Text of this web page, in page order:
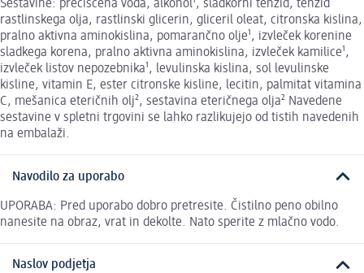
Sestavine: prečiščena voda, alkohol¹, sladkorni tenzid, tenzid
rastlinskega olja, rastlinski glicerin, gliceril oleat, citronska kislina,
pralno aktivna aminokislina, pomarančno olje¹, izvleček korenine
sladkega korena, pralno aktivna aminokislina, izvleček kamilice¹,
izvleček listov nepozebnika¹, levulinska kislina, sol levulinske
kisline, vitamin E, ester citronske kisline, lecitin, palmitat vitamina
C, mešanica eteričnih olj², sestavina eteričnega olja² Navedene
sestavine v spletni trgovini se lahko razlikujejo od tistih navedenih
na embalaži.
Navodilo za uporabo
UPORABA: Pred uporabo dobro pretresite. Čistilno peno obilno
nanesite na obraz, vrat in dekolte. Nato sperite z mlačno vodo.
Naslov podjetja